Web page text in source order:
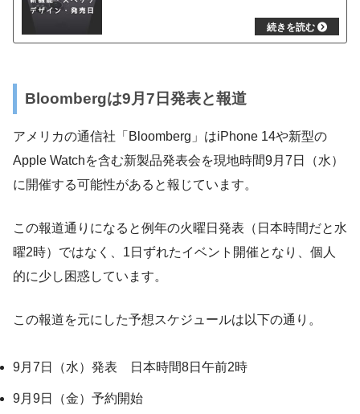
Bloombergは9月7日発表と報道
アメリカの通信社「Bloomberg」はiPhone 14や新型の
Apple Watchを含む新製品発表会を現地時間9月7日（水）
に開催する可能性があると報じています。
この報道通りになると例年の火曜日発表（日本時間だと水
曜2時）ではなく、1日ずれたイベント開催となり、個人
的に少し困惑しています。
この報道を元にした予想スケジュールは以下の通り。
9月7日（水）発表 日本時間8日午前2時
9月9日（金）予約開始